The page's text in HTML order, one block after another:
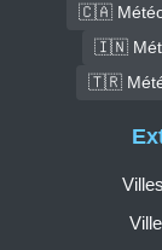
🇨🇦 Météo
🇮🇳
🇹🇷